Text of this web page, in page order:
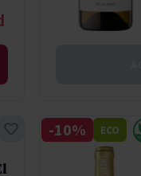
-10% ECO